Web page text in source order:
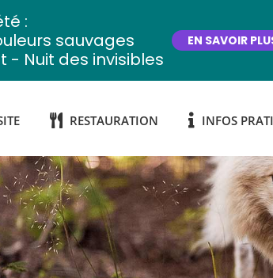
RESTAURATION INFOS
:
sauvages
- Nuit des invisibles
EN SAVOIR